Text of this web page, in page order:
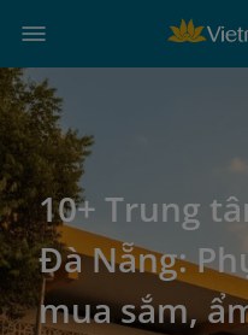
10+ Trung
Đà Nẵng:
mua sắm,